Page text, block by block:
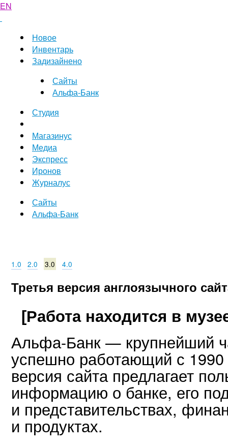
EN
Новое
Инвентарь
Задизайнено
Сайты
Альфа-Банк
Студия
Магазинус
Медиа
Экспресс
Иронов
Журналус
Сайты
Альфа-Банк
1.0 2.0 3.0 4.0
Третья версия англоязычного
[Работа находится в
Альфа-Банк — крупнейший
успешно работающий с 1990
версия сайта предлагает
информацию о банке, его
и представительствах,
и продуктах.